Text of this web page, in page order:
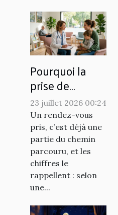
Pourquoi la
prise de
rendez-vous
pèse-t-elle
autant dans la
réussite d’une
consultation ?
23 juillet 2026 00:24
Un rendez-vous
pris, c’est déjà une
partie du chemin
parcouru, et les
chiffres le
rappellent : selon
une...